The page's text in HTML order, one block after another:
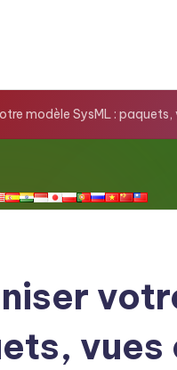
modèle SysML :